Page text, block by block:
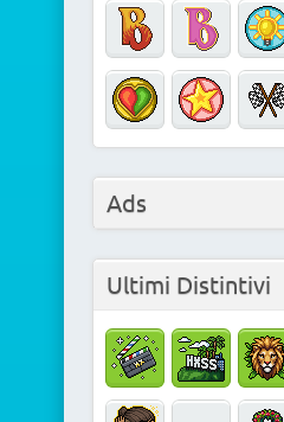
Ads
Ultimi Distintivi